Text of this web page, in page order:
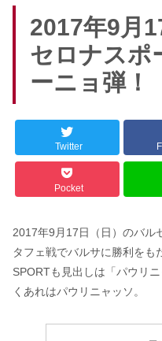
2017年9月
セロナスポ
ーニョ弾！
Twitter
Pocket
2017年9月17日（日）のバル
タフェ戦でバルサに勝利をも
SPORTも見出しは「パウリ
くあれはパウリニャッソ。